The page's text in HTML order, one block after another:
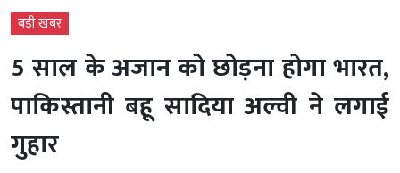
बड़ी खबर
5 साल के अजान को छोड़ना होगा भारत,
पाकिस्तानी बहू सादिया अल्वी ने लगाई
गुहार